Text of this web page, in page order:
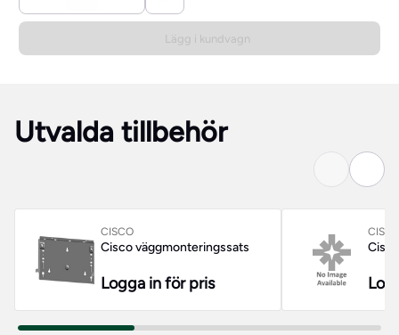
Lägg i kundvagn
Utvalda tillbehör
CISCO
Cisco väggmonteringssats
Logga in för pris